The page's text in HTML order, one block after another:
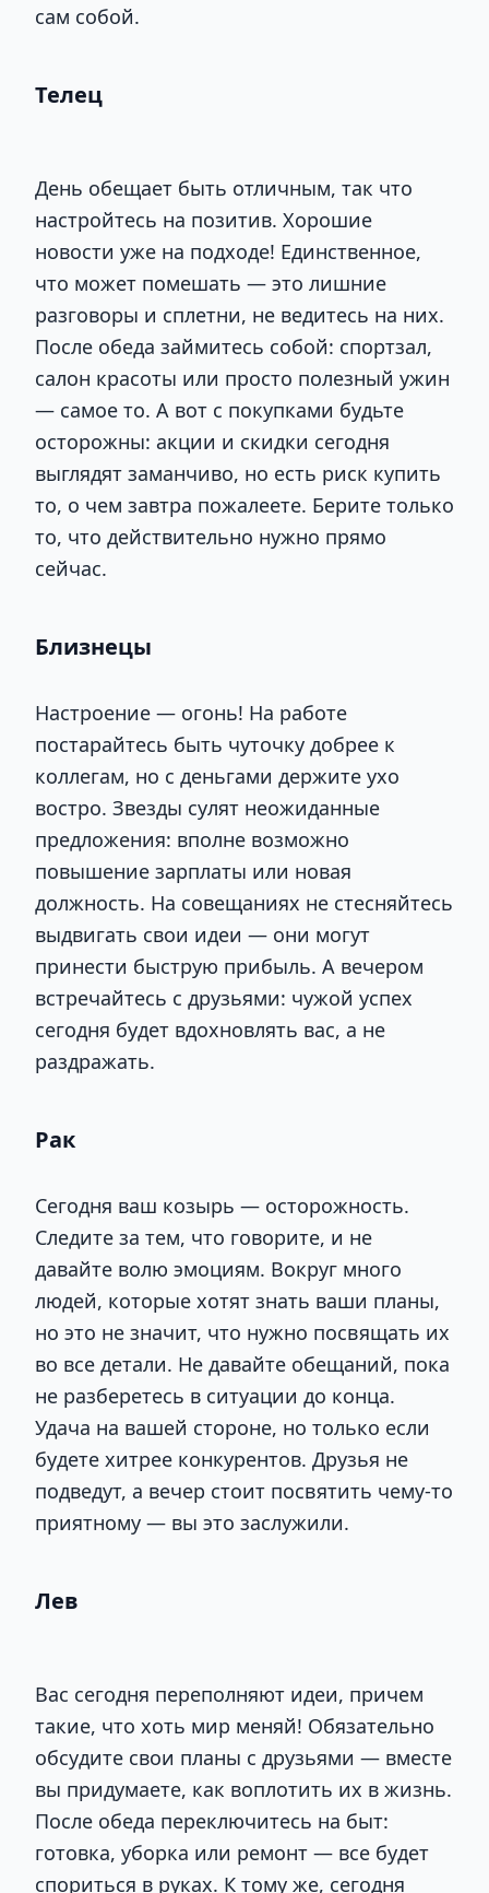
сам собой.
Телец
День обещает быть отличным, так что
настройтесь на позитив. Хорошие
новости уже на подходе! Единственное,
что может помешать — это лишние
разговоры и сплетни, не ведитесь на них.
После обеда займитесь собой: спортзал,
салон красоты или просто полезный ужин
— самое то. А вот с покупками будьте
осторожны: акции и скидки сегодня
выглядят заманчиво, но есть риск купить
то, о чем завтра пожалеете. Берите только
то, что действительно нужно прямо
сейчас.
Близнецы
Настроение — огонь! На работе
постарайтесь быть чуточку добрее к
коллегам, но с деньгами держите ухо
востро. Звезды сулят неожиданные
предложения: вполне возможно
повышение зарплаты или новая
должность. На совещаниях не стесняйтесь
выдвигать свои идеи — они могут
принести быструю прибыль. А вечером
встречайтесь с друзьями: чужой успех
сегодня будет вдохновлять вас, а не
раздражать.
Рак
Сегодня ваш козырь — осторожность.
Следите за тем, что говорите, и не
давайте волю эмоциям. Вокруг много
людей, которые хотят знать ваши планы,
но это не значит, что нужно посвящать их
во все детали. Не давайте обещаний, пока
не разберетесь в ситуации до конца.
Удача на вашей стороне, но только если
будете хитрее конкурентов. Друзья не
подведут, а вечер стоит посвятить чему-то
приятному — вы это заслужили.
Лев
Вас сегодня переполняют идеи, причем
такие, что хоть мир меняй! Обязательно
обсудите свои планы с друзьями — вместе
вы придумаете, как воплотить их в жизнь.
После обеда переключитесь на быт:
готовка, уборка или ремонт — все будет
спориться в руках. К тому же, сегодня